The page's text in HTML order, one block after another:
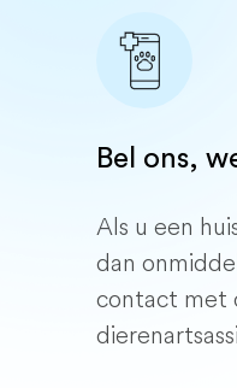
Bel ons,
Als u een
dan
contact met